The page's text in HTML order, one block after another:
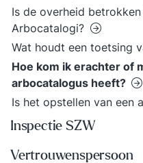
Is de overheid
Arbocatalogi?
Wat houdt een toetsing
Hoe kom ik erachter of
arbocatalogus heeft?
Is het opstellen van een
Inspectie SZW
Vertrouwenspersoon